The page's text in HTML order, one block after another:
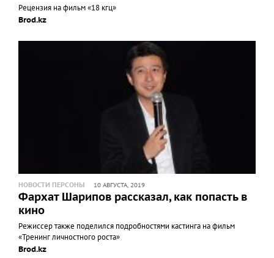
Рецензия на фильм «18 кгц»
Brod.kz
НОВОСТИ ПЕРСОНЫ 10 АВГУСТА, 2019
Фархат Шарипов рассказал, как попасть в
кино
Режиссер также поделился подробностями кастинга на фильм
«Тренинг личностного роста»
Brod.kz